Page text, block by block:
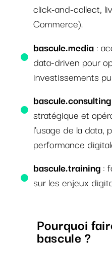
click-and-collect,
Commerce).
bascule.media :
data-driven pour
investissements
bascule.consulting
stratégique et
l'usage de la data,
performance
bascule.training :
sur les enjeux
Pourquoi
bascule ?